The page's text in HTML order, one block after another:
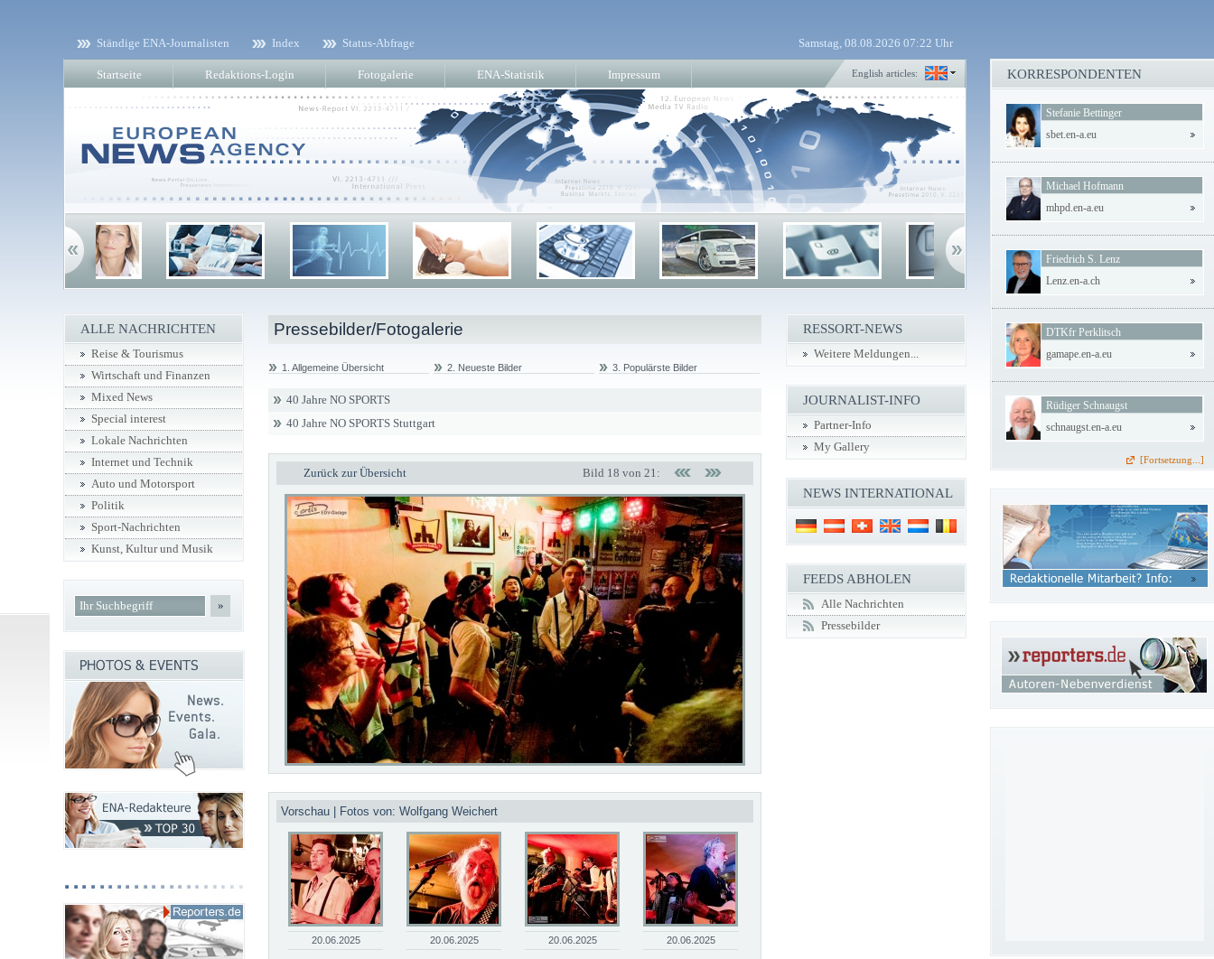
Ständige ENA-Journalisten Index Status-Abfrage Samstag, 08.08.2026 07:22 Uhr
Startseite Redaktions-Login Fotogalerie ENA-Statistik Impressum English articles:
Pressebilder/Fotogalerie
1. Allgemeine Übersicht 2. Neueste Bilder 3. Populärste Bilder
40 Jahre NO SPORTS
40 Jahre NO SPORTS Stuttgart
Zurück zur Übersicht Bild 18 von 21:
Vorschau | Fotos von: Wolfgang Weichert
20.06.2025 20.06.2025 20.06.2025 20.06.2025
ALLE NACHRICHTEN
Reise & Tourismus
Wirtschaft und Finanzen
Mixed News
Special interest
Lokale Nachrichten
Internet und Technik
Auto und Motorsport
Politik
Sport-Nachrichten
Kunst, Kultur und Musik
»
RESSORT-NEWS
Weitere Meldungen...
JOURNALIST-INFO
Partner-Info
My Gallery
NEWS INTERNATIONAL
FEEDS ABHOLEN
Alle Nachrichten
Pressebilder
KORRESPONDENTEN
Stefanie Bettinger
sbet.en-a.eu
Michael Hofmann
mhpd.en-a.eu
Friedrich S. Lenz
Lenz.en-a.ch
DTKfr Perklitsch
gamape.en-a.eu
Rüdiger Schnaugst
schnaugst.en-a.eu
[Fortsetzung...]